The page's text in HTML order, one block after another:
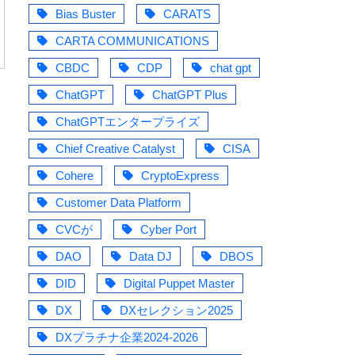
Bias Buster
CARATS
CARTA COMMUNICATIONS
CBDC
CDP
chat gpt
ChatGPT
ChatGPT Plus
ChatGPTエンタープライズ
Chief Creative Catalyst
CISA
Cohere
CryptoExpress
Customer Data Platform
CVCが
Cyber Port
DAO
Data DJ
DBOS
DID
Digital Puppet Master
DX
DXセレクション2025
DXプラチナ企業2024-2026